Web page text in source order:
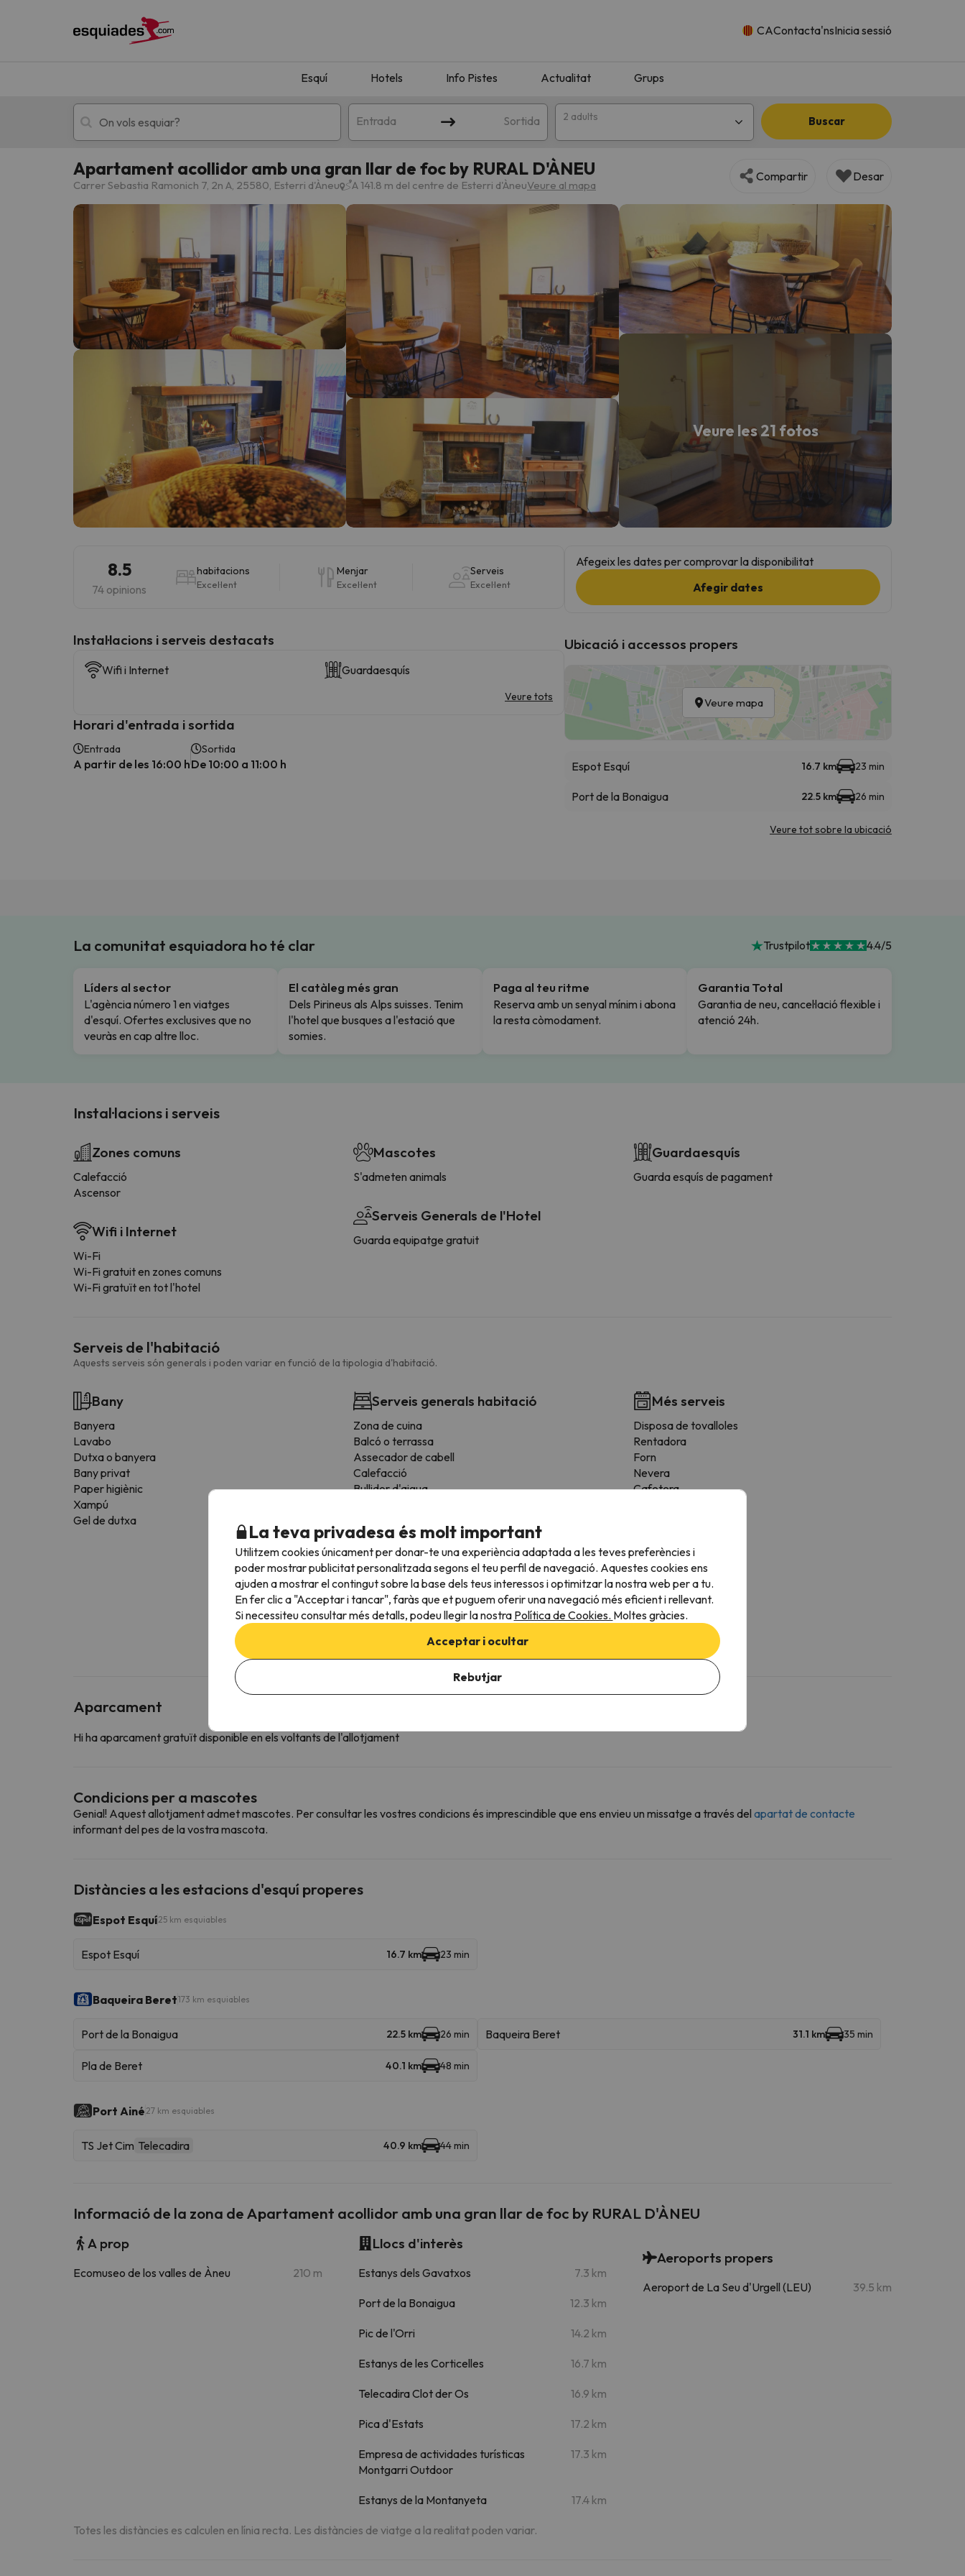
CAContacta'nsInicia sessió
Esquí Hotels Info Pistes Actualitat Grups
Entrada Sortida 2 adults Buscar
Esquí Escapades
!Vaja! No hem trobat resultats que coincideixin amb la teva cerca. Intenteu modificar la destinació.
Vaja! Sembla que el nostre cercador ha perdut el nord. Quan trobi la seva brúixola torna.
Apartament acollidor amb una gran llar de foc by RURAL D'ÀNEU
Carrer Sebastia Ramonich 7, 2n A, 25580, Esterri d'Àneu A 141.8 m del centre de Esterri d'ÀneuVeure al mapa
Compartir Desar
Veure les 21 fotos
8.5
74 opinions
habitacions
Excel·lent
Menjar
Excel·lent
Serveis
Excel·lent
Instal·lacions i serveis destacats
Wifi i Internet Guardaesquís
Veure tots
Horari d'entrada i sortida
Entrada
A partir de les 16:00 h
Sortida
De 10:00 a 11:00 h
Afegeix les dates per comprovar la disponibilitat
Afegir dates
Ubicació i accessos propers
Veure mapa
Espot Esquí 16.7 km 23 min
Port de la Bonaigua 22.5 km 26 min
Veure tot sobre la ubicació
La comunitat esquiadora ho té clar Trustpilot 4.4/5
Líders al sector
L'agència número 1 en viatges
d'esquí. Ofertes exclusives que no
veuràs en cap altre lloc.
El catàleg més gran
Dels Pirineus als Alps suisses. Tenim
l'hotel que busques a l'estació que
somies.
Paga al teu ritme
Reserva amb un senyal mínim i abona
la resta còmodament.
Garantia Total
Garantia de neu, cancel·lació flexible i
atenció 24h.
Instal·lacions i serveis
Zones comuns
Calefacció
Ascensor
Wifi i Internet
Wi-Fi
Wi-Fi gratuit en zones comuns
Wi-Fi gratuït en tot l'hotel
Mascotes
S'admeten animals
Serveis Generals de l'Hotel
Guarda equipatge gratuit
Guardaesquís
Guarda esquís de pagament
Serveis de l'habitació
Aquests serveis són generals i poden variar en funció de la tipologia d'habitació.
Bany
Banyera
Lavabo
Dutxa o banyera
Bany privat
Paper higiènic
Xampú
Gel de dutxa
Serveis generals habitació
Zona de cuina
Balcó o terrassa
Assecador de cabell
Calefacció
Bullidor d'aigua
Escriptori
Sòl de fusta o parquet
Armari
Productes de neteja
Mesa de menjador
Trona
Endoll prop del llit
Més serveis
Disposa de tovalloles
Rentadora
Forn
Nevera
Cafetera
Estris de cuina
Zona de menjador
Fogons
Aparcament
Hi ha aparcament gratuït disponible en els voltants de l'allotjament
Condicions per a mascotes
Genial! Aquest allotjament admet mascotes. Per consultar les vostres condicions és imprescindible que ens envieu un missatge a través del apartat de contacte
informant del pes de la vostra mascota.
Distàncies a les estacions d'esquí properes
Espot Esquí25 km esquiables
Espot Esquí 16.7 km 23 min
Baqueira Beret173 km esquiables
Port de la Bonaigua 22.5 km 26 min Baqueira Beret 31.1 km 35 min
Pla de Beret 40.1 km 48 min
Port Ainé 27 km esquiables
TS Jet Cim Telecadira 40.9 km 44 min
Informació de la zona de Apartament acollidor amb una gran llar de foc by RURAL D'ÀNEU
A prop
Ecomuseo de los valles de Àneu 210 m
Llocs d'interès
Estanys dels Gavatxos 7.3 km
Port de la Bonaigua 12.3 km
Pic de l'Orri 14.2 km
Estanys de les Corticelles 16.7 km
Telecadira Clot der Os 16.9 km
Pica d'Estats 17.2 km
Empresa de actividades turísticas
Montgarri Outdoor
17.3 km
Estanys de la Montanyeta 17.4 km
Aeroports propers
Aeroport de La Seu d'Urgell (LEU) 39.5 km
Totes les distàncies es calculen en línia recta. Les distàncies de viatge a la realitat poden variar.
La teva privadesa és molt important
Utilitzem cookies únicament per donar-te una experiència adaptada a les teves preferències i
poder mostrar publicitat personalitzada segons el teu perfil de navegació. Aquestes cookies ens
ajuden a mostrar el contingut sobre la base dels teus interessos i optimitzar la nostra web per a tu.
En fer clic a "Acceptar i tancar", faràs que et puguem oferir una navegació més eficient i rellevant.
Si necessiteu consultar més detalls, podeu llegir la nostra Política de Cookies. Moltes gràcies.
Acceptar i ocultar
Rebutjar